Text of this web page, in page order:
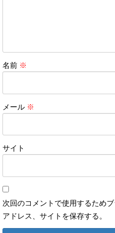
名前 ※
メール ※
サイト
次回のコメントで使用するため
アドレス、サイトを保存する。